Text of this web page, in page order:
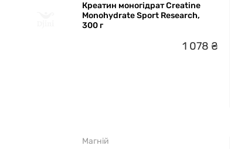
Креатин моногідрат Creatine
Monohydrate Sport Research,
300 г
1 078 ₴
Магній